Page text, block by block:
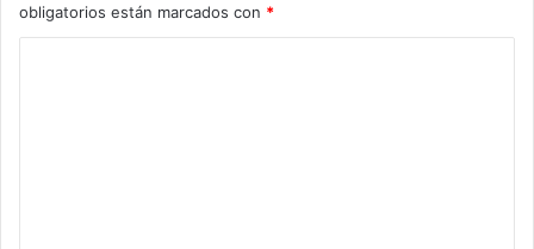
obligatorios están marcados con *